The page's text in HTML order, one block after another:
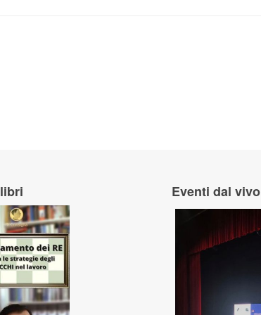
nelle condutture ?
Eventi dal vivo